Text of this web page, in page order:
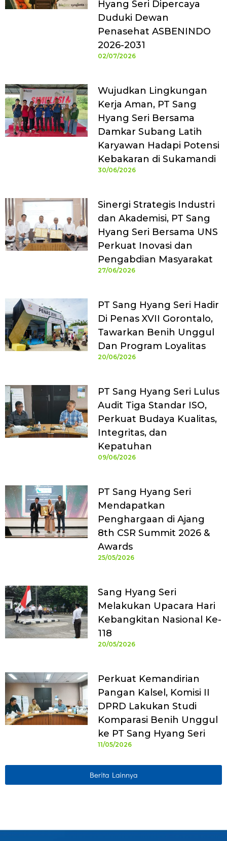
Hyang Seri Dipercaya
Duduki Dewan
Penasehat ASBENINDO
2026-2031
02/07/2026
Wujudkan Lingkungan
Kerja Aman, PT Sang
Hyang Seri Bersama
Damkar Subang Latih
Karyawan Hadapi Potensi
Kebakaran di Sukamandi
30/06/2026
Sinergi Strategis Industri
dan Akademisi, PT Sang
Hyang Seri Bersama UNS
Perkuat Inovasi dan
Pengabdian Masyarakat
27/06/2026
PT Sang Hyang Seri Hadir
Di Penas XVII Gorontalo,
Tawarkan Benih Unggul
Dan Program Loyalitas
20/06/2026
PT Sang Hyang Seri Lulus
Audit Tiga Standar ISO,
Perkuat Budaya Kualitas,
Integritas, dan
Kepatuhan
09/06/2026
PT Sang Hyang Seri
Mendapatkan
Penghargaan di Ajang
8th CSR Summit 2026 &
Awards
25/05/2026
Sang Hyang Seri
Melakukan Upacara Hari
Kebangkitan Nasional Ke-
118
20/05/2026
Perkuat Kemandirian
Pangan Kalsel, Komisi II
DPRD Lakukan Studi
Komparasi Benih Unggul
ke PT Sang Hyang Seri
11/05/2026
Berita Lainnya